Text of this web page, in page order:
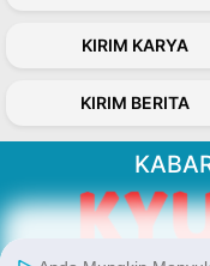
KIRIM KARYA
KIRIM BERITA